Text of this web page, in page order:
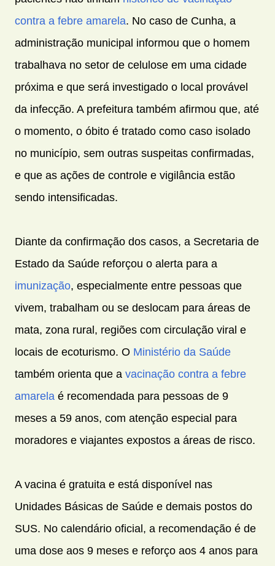
contra a febre amarela. No caso de Cunha, a
administração municipal informou que o homem
trabalhava no setor de celulose em uma cidade
próxima e que será investigado o local provável
da infecção. A prefeitura também afirmou que, até
o momento, o óbito é tratado como caso isolado
no município, sem outras suspeitas confirmadas,
e que as ações de controle e vigilância estão
sendo intensificadas.
Diante da confirmação dos casos, a Secretaria de
Estado da Saúde reforçou o alerta para a
imunização, especialmente entre pessoas que
vivem, trabalham ou se deslocam para áreas de
mata, zona rural, regiões com circulação viral e
locais de ecoturismo. O Ministério da Saúde
também orienta que a vacinação contra a febre
amarela é recomendada para pessoas de 9
meses a 59 anos, com atenção especial para
moradores e viajantes expostos a áreas de risco.
A vacina é gratuita e está disponível nas
Unidades Básicas de Saúde e demais postos do
SUS. No calendário oficial, a recomendação é de
uma dose aos 9 meses e reforço aos 4 anos para